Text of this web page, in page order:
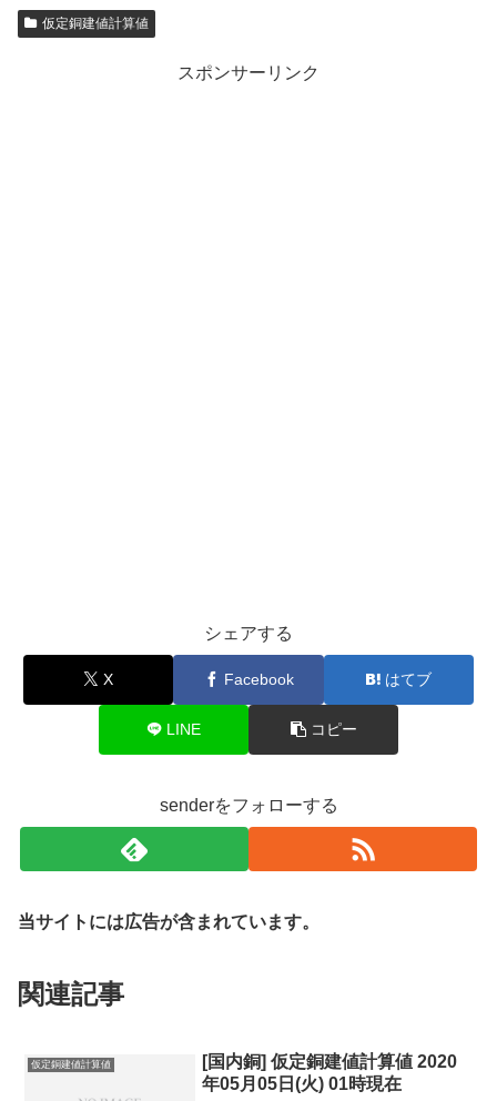
仮定銅建値計算値
スポンサーリンク
シェアする
X Facebook はてブ
LINE コピー
senderをフォローする
当サイトには広告が含まれています。
関連記事
仮定銅建値計算値
[国内銅] 仮定銅建値計算値 2020
年05月05日(火) 01時現在